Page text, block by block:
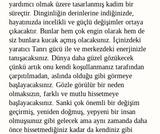
yardımcı olmak üzere tasarlanmış kadim bir
süreçtir. Dinginliğin derinlerine indiğinizde,
hayatınızda incelikli ve güçlü değişimler ortaya
çıkacaktır. Bunlar hem çok engin olarak hem de
siz bunlara kucak açmış olacaksınız. İçinizdeki
yaratıcı Tanrı gücü ile ve merkezdeki enerjinizle
tanışacaksınız. Dünya daha güzel gözükecek
çünkü artık onu kendi koşullanmanız tarafından
çarpıtılmadan, aslında olduğu gibi görmeye
başlayacaksınız. Gözle görülür bir neden
olmaksızın, farklı ve mutlu hissetmeye
başlayacaksınız. Sanki çok önemli bir değişim
geçirmiş, yeniden doğmuş, yepyeni bir insan
olmuşsunuz gibi gelecek ama aynı zamanda daha
önce hissetmediğiniz kadar da kendiniz gibi